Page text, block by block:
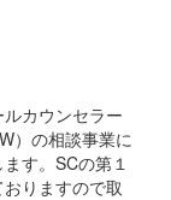
カウンセラー
）の相談事業に
す。SCの第１
りますので取